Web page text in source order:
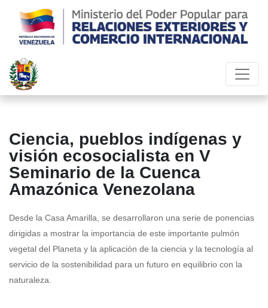
Ciencia, pueblos indígenas y
visión ecosocialista en V
Seminario de la Cuenca
Amazónica Venezolana
Desde la Casa Amarilla, se desarrollaron una serie de ponencias
dirigidas a mostrar la importancia de este importante pulmón
vegetal del Planeta y la aplicación de la ciencia y la tecnología al
servicio de la sostenibilidad para un futuro en equilibrio con la
naturaleza.